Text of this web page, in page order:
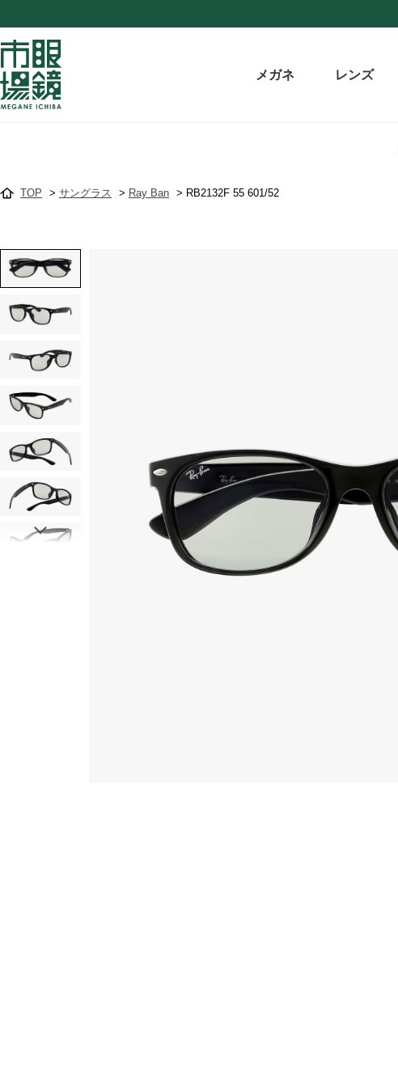
メガネ レンズ
TOP > サングラス > Ray Ban > RB2132F 55 601/52